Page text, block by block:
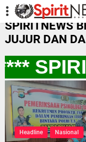
-->
SPIRITNEWS
JUJUR DAN
Headline Nasional